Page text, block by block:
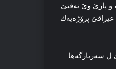
و پارێ وێ نەفتێ
پرۆژەیەك
ل سەربازگەھا